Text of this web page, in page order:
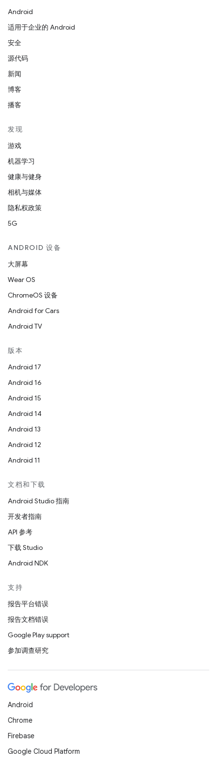
Android
适用于企业的 Android
安全
源代码
新闻
博客
播客
发现
游戏
机器学习
健康与健身
相机与媒体
隐私权政策
5G
ANDROID 设备
大屏幕
Wear OS
ChromeOS 设备
Android for Cars
Android TV
版本
Android 17
Android 16
Android 15
Android 14
Android 13
Android 12
Android 11
文档和下载
Android Studio 指南
开发者指南
API 参考
下载 Studio
Android NDK
支持
报告平台错误
报告文档错误
Google Play support
参加调查研究
Android
Chrome
Firebase
Google Cloud Platform